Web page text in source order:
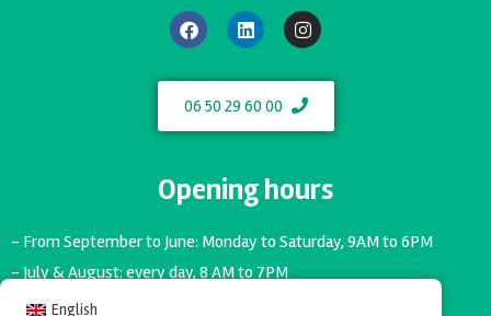
06 50 29 60 00
Opening hours
- From September to June: Monday to Saturday, 9AM to 6PM
- July & August: every day, 8 AM to 7PM
English